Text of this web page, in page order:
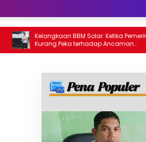
Kelangkaan BBM Solar: Ketika Pemerintah
Kurang Peka terhadap Ancaman
Ekonomi Daerah